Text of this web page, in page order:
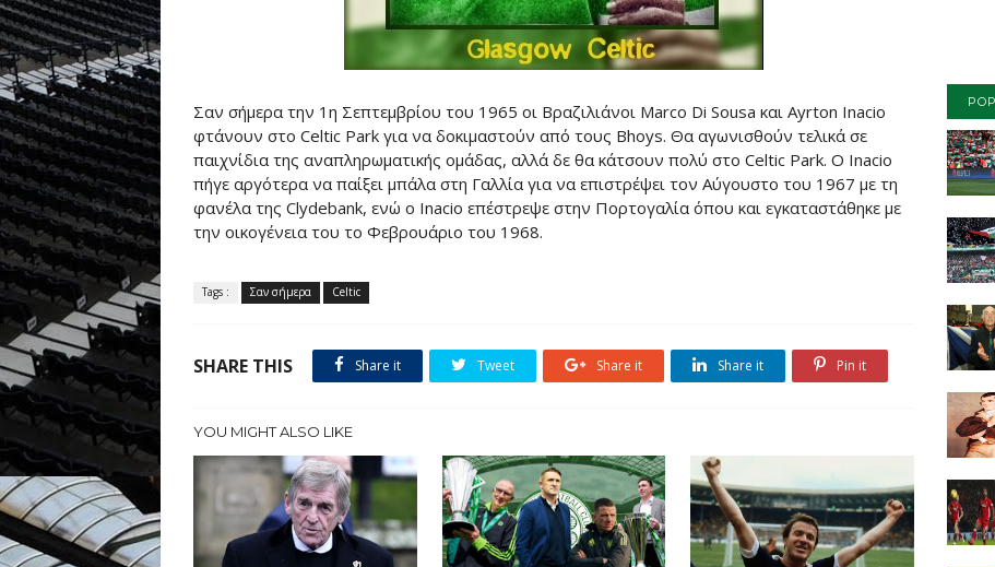
Σαν σήμερα την 1η Σεπτεμβρίου του 1965 οι Βραζιλιάνοι Marco Di Sousa και Ayrton Inacio
φτάνουν στο Celtic Park για να δοκιμαστούν από τους Bhoys. Θα αγωνισθούν τελικά σε
παιχνίδια της αναπληρωματικής ομάδας, αλλά δε θα κάτσουν πολύ στο Celtic Park. O Inacio
πήγε αργότερα να παίξει μπάλα στη Γαλλία για να επιστρέψει τον Αύγουστο του 1967 με τη
φανέλα της Clydebank, ενώ ο Inacio επέστρεψε στην Πορτογαλία όπου και εγκαταστάθηκε με
την οικογένεια του το Φεβρουάριο του 1968.
Tags : Σαν σήμερα Celtic
SHARE THIS Share it Tweet Share it Share it Pin it
YOU MIGHT ALSO LIKE